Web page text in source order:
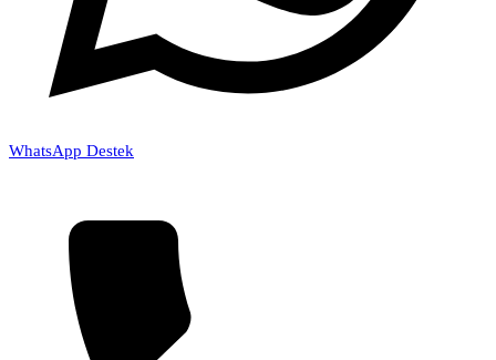
WhatsApp Destek